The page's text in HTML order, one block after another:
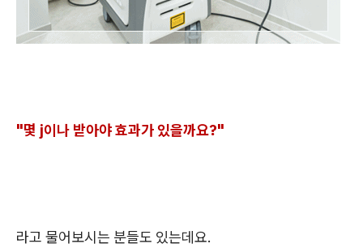
"몇 j이나 받아야 효과가 있을까요?"
라고 물어보시는 분들도 있는데요.